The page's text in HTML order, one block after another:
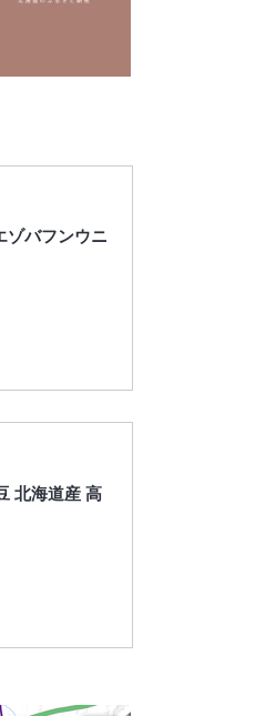
ゾバフンウニ
北海道産 高